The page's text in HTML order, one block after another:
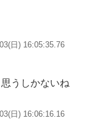
日) 16:05:35.76
うしかないね
日) 16:06:16.16